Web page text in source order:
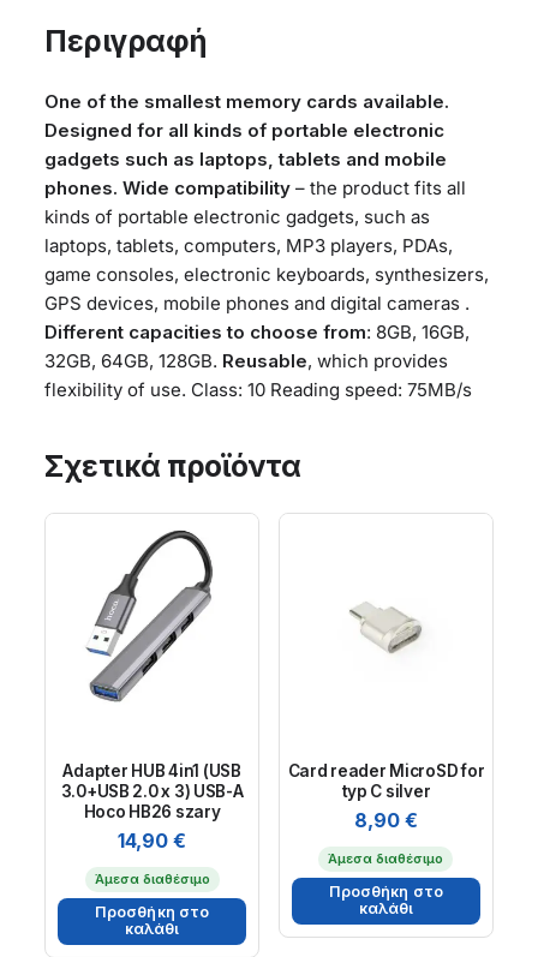
Περιγραφή
One of the smallest memory cards available.
Designed for all kinds of portable electronic
gadgets such as laptops, tablets and mobile
phones. Wide compatibility – the product fits all
kinds of portable electronic gadgets, such as
laptops, tablets, computers, MP3 players, PDAs,
game consoles, electronic keyboards, synthesizers,
GPS devices, mobile phones and digital cameras .
Different capacities to choose from: 8GB, 16GB,
32GB, 64GB, 128GB. Reusable, which provides
flexibility of use. Class: 10 Reading speed: 75MB/s
Σχετικά προϊόντα
Adapter HUB 4in1 (USB
3.0+USB 2.0 x 3) USB-A
Hoco HB26 szary
14,90€
Άμεσα διαθέσιμο
Προσθήκη στο
καλάθι
Card reader MicroSD for
typ C silver
8,90 €
Άμεσα διαθέσιμο
Προσθήκη στο
καλάθι